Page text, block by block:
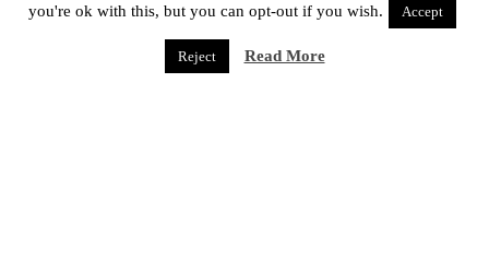
you're ok with this, but you can opt-out if you wish.
Accept
Reject Read More